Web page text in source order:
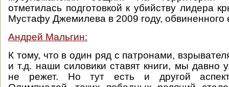
отметилась подготовкой к убийству лидера
Мустафу Джемилева в 2009 году, обвиненного
Андрей Мальгин:
К тому, что в один ряд с патронами,
и т.д. наши силовики ставят книги, мы давно
не режет. Но тут есть и другой